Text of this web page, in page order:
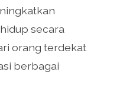
secara
orang terdekat
berbagai